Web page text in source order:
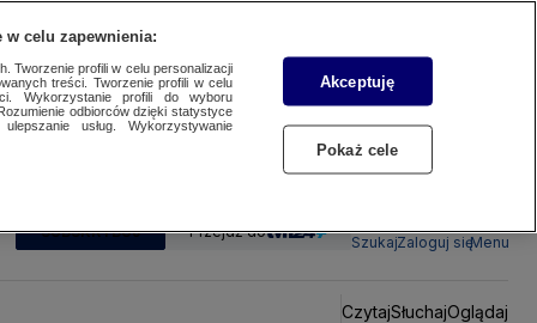
SUBSKRYBUJ Przejdź do
SzukajZaloguj sięMenu
CzytajSłuchajOglądaj
w celu zapewnienia:
Tworzenie profili w celu personalizacji
treści. Tworzenie profili w celu
Wykorzystanie profili do wyboru
odbiorców dzięki statystyce
usług. Wykorzystywanie
Akceptuję
Pokaż cele